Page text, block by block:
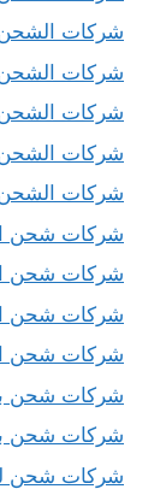
شركات الشحن
شركات الشحن
شركات الشحن
شركات الشحن
شركات
شركات شحن
شركات شحن
شركات شحن
شركات شحن
شركات شحن
شركات شحن
شركات شحن